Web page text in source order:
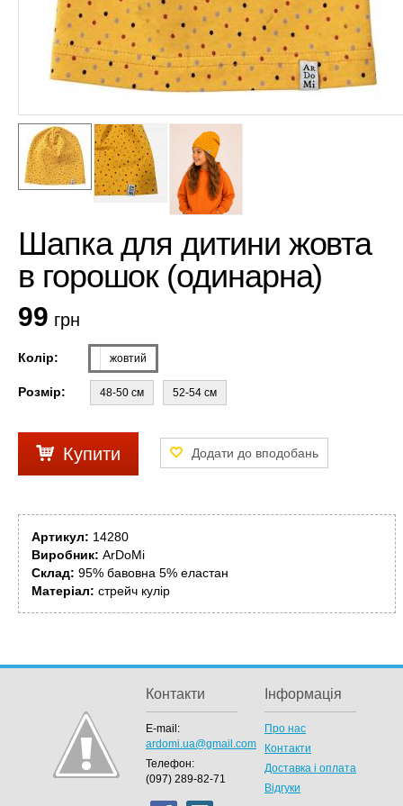
Шапка для дитини жовта
в горошок (одинарна)
99 грн
Колір: жовтий
Розмір: 48-50 см 52-54 см
Купити
Артикул: 14280
Виробник: ArDoMi
Склад: 95% бавовна 5% еластан
Матеріал: стрейч кулір
Контакти
E-mail:
ardomi.ua@gmail.com
Телефон:
(097) 289-82-71
Інформація
Про нас
Контакти
Доставка і оплата
Відгуки